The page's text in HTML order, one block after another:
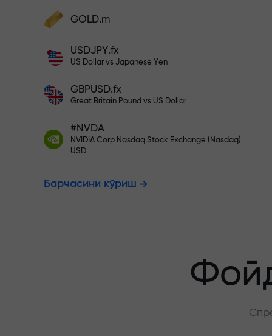
Ҳисобни тўлдиринг ва
бонус олинг. X1000 хато эмас. Депозит
қанча катта бўлса, мультипликатор
Ҳисобингизни $333 билан
Рисксиз
фойдангиз
X1000 гача
GOLD.m
USDJPY.fx
US Dollar vs Japanese Yen
GBPUSD.fx
Great Britain Pound vs US Dollar
#NVDA
NVIDIA Corp Nasdaq Stock Exchange (Nasdaq)
USD
Барчасини кўриш